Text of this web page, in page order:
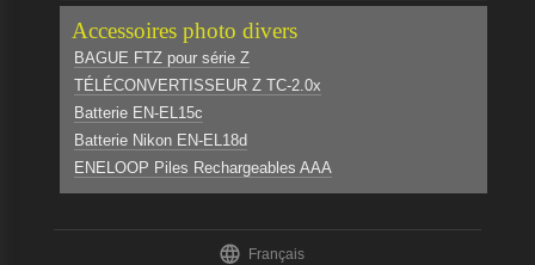
Accessoires photo divers
BAGUE FTZ pour série Z
TÉLÉCONVERTISSEUR Z TC-2.0x
Batterie EN-EL15c
Batterie Nikon EN-EL18d
ENELOOP Piles Rechargeables AAA
 Français